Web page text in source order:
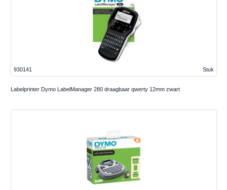
Stuk
930141
Labelprinter Dymo LabelManager 280 draagbaar qwerty 12mm zwart